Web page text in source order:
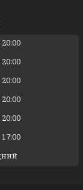
20:00
20:00
20:00
20:00
20:00
17:00